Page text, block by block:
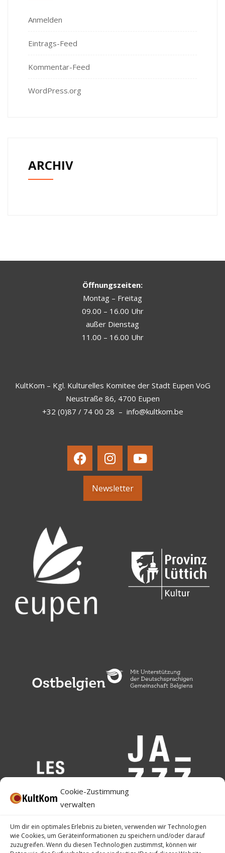
Cookie-Zustimmung
verwalten
Um dir ein optimales Erlebnis zu bieten, verwenden wir Technologien
wie Cookies, um Geräteinformationen zu speichern und/oder darauf
zuzugreifen. Wenn du diesen Technologien zustimmst, können wir
Anmelden
Eintrags-Feed
Kommentar-Feed
WordPress.org
ARCHIV
Öffnungszeiten:
Montag – Freitag
09.00 – 16.00 Uhr
außer Dienstag
11.00 – 16.00 Uhr
KultKom – Kgl. Kulturelles Komitee der Stadt Eupen VoG
Neustraße 86, 4700 Eupen
+32 (0)87 / 74 00 28 – info@kultkom.be
Newsletter